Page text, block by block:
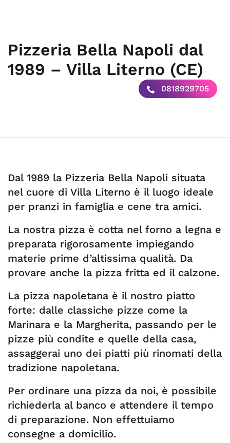
Pizzeria Bella Napoli dal
1989 – Villa Literno (CE)
0818929705
Dal 1989 la Pizzeria Bella Napoli situata
nel cuore di Villa Literno è il luogo ideale
per pranzi in famiglia e cene tra amici.
La nostra pizza è cotta nel forno a legna e
preparata rigorosamente impiegando
materie prime d’altissima qualità. Da
provare anche la pizza fritta ed il calzone.
La pizza napoletana è il nostro piatto
forte: dalle classiche pizze come la
Marinara e la Margherita, passando per le
pizze più condite e quelle della casa,
assaggerai uno dei piatti più rinomati della
tradizione napoletana.
Per ordinare una pizza da noi, è possibile
richiederla al banco e attendere il tempo
di preparazione. Non effettuiamo
consegne a domicilio.